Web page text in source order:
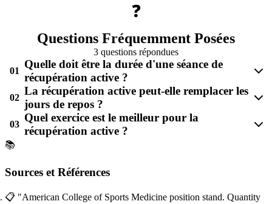
❓
Questions Fréquemment Posées
3 questions répondues
01
Quelle doit être la durée d'une séance de
récupération active ?
02
La récupération active peut-elle remplacer les
jours de repos ?
03
Quel exercice est le meilleur pour la
récupération active ?
📚
Sources et Références
📋 "American College of Sports Medicine position stand. Quantity